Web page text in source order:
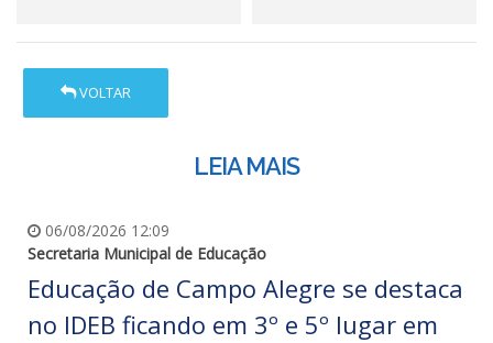
VOLTAR
LEIA MAIS
06/08/2026 12:09
Secretaria Municipal de Educação
Educação de Campo Alegre se destaca
no IDEB ficando em 3º e 5º lugar em